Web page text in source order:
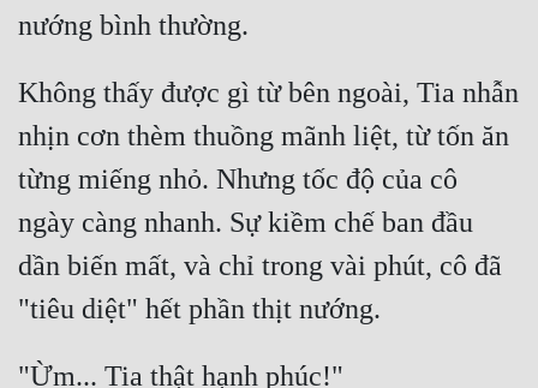
Không thấy được gì từ bên ngoài, Tia nhẫn
nhịn cơn thèm thuồng mãnh liệt, từ tốn ăn
từng miếng nhỏ. Nhưng tốc độ của cô
ngày càng nhanh. Sự kiềm chế ban đầu
dần biến mất, và chỉ trong vài phút, cô đã